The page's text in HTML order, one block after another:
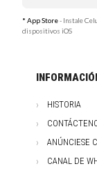
* App Store- Instale
dispositivos iOS
HISTORIA
ANÚNCIESE
CANAL DE